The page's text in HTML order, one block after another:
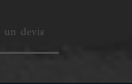
un devis